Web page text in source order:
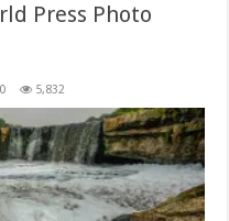
Press Photo
0 5,832